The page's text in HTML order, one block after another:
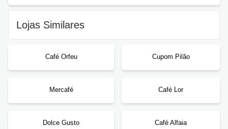
Lojas Similares
Café Orfeu Cupom Pilão
Mercafé Café Lor
Dolce Gusto Café Alfaia